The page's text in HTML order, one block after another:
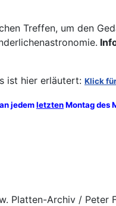
Treffen, um den
ist hier erläutert: Klick
jedemletztenMontag des
Platten-Archiv / Peter